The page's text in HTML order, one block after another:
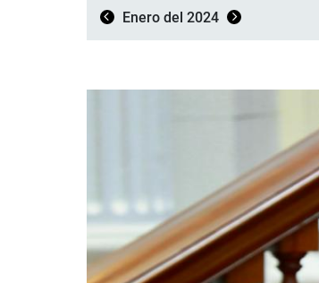
Enero del 2024